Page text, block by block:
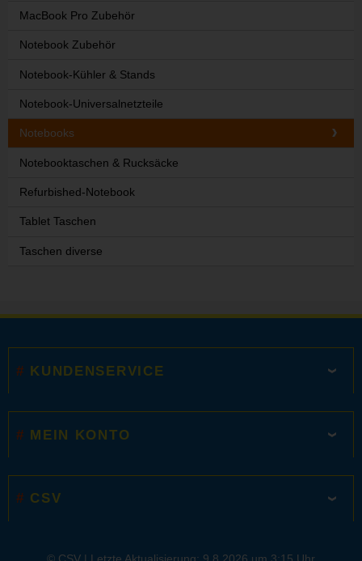
MacBook Pro Zubehör
Notebook Zubehör
Notebook-Kühler & Stands
Notebook-Universalnetzteile
Notebooks
Notebooktaschen & Rucksäcke
Refurbished-Notebook
Tablet Taschen
Taschen diverse
KUNDENSERVICE
MEIN KONTO
CSV